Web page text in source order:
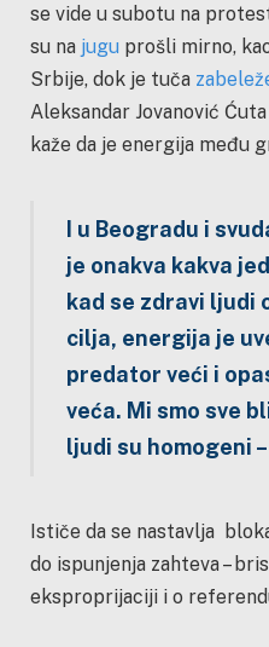
se vide u subotu na
su na jugu prošli mirno,
Srbije, dok je tuča
Aleksandar Jovanović
kaže da je energija među
I u Beogradu i
je onakva kakva
kad se zdravi ljudi
cilja, energija je
predator veći i
veća. Mi smo sve
ljudi su homogeni
Ističe da se nastavlja
do ispunjenja zahteva –
eksproprijaciji i o